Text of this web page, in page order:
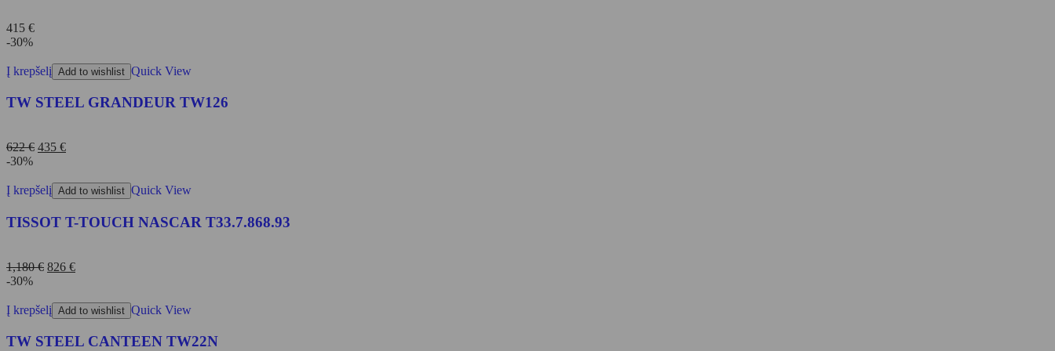
415 €
-30%
Į krepšelį Add to wishlist Quick View
TW STEEL GRANDEUR TW126
622€ 435 €
-30%
Į krepšelį Add to wishlist Quick View
TISSOT T-TOUCH NASCAR T33.7.868.93
1,180€ 826 €
-30%
Į krepšelį Add to wishlist Quick View
TW STEEL CANTEEN TW22N